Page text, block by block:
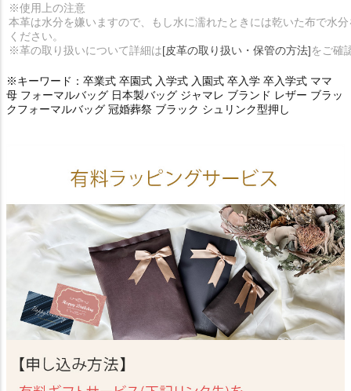
※使用上の注意
本革は水分を嫌いますので、もし水に濡れたときには乾いた布で水
ください。
※革の取り扱いについて詳細は[皮革の取り扱い・保管の方法]をご確
※キーワード：卒業式 卒園式 入学式 入園式 卒入学 卒入学式 ママ
母 フォーマルバッグ 日本製バッグ ジャマレ ブランド レザー ブラッ
クフォーマルバッグ 冠婚葬祭 ブラック シュリンク型押し